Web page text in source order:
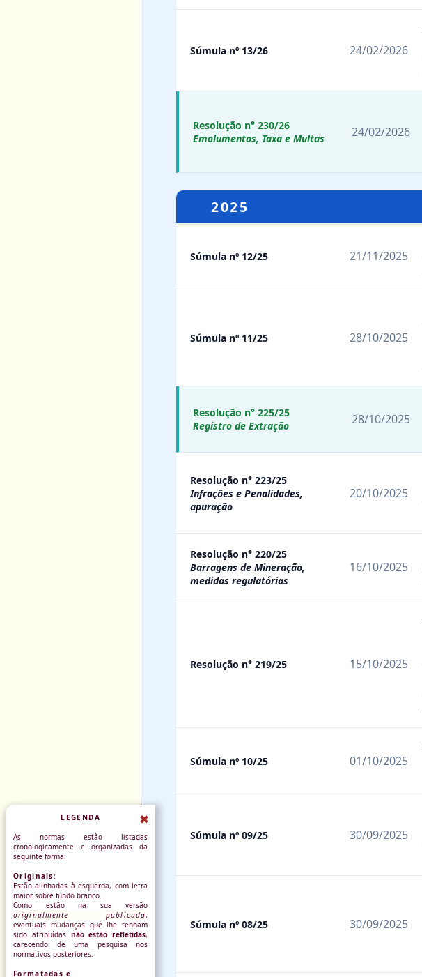
LEGENDA ✖
As normas estão listadas
cronologicamente e organizadas da
seguinte forma:
Originais:
Estão alinhadas à esquerda, com letra
maior sobre fundo branco.
Como estão na sua versão
originalmente publicada,
eventuais mudanças que lhe tenham
sido atribuídas não estão refletidas,
carecendo de uma pesquisa nos
normativos posteriores.
Formatadas e
Súmula nº 13/26 24/02/2026
Resolução n° 230/26
Emolumentos, Taxa e Multas
24/02/2026
2025
Súmula nº 12/25 21/11/2025
Súmula nº 11/25 28/10/2025
Resolução n° 225/25
Registro de Extração
28/10/2025
Resolução n° 223/25
Infrações e Penalidades,
apuração
20/10/2025
Resolução n° 220/25
Barragens de Mineração,
medidas regulatórias
16/10/2025
Resolução n° 219/25 15/10/2025
Súmula nº 10/25 01/10/2025
Súmula nº 09/25 30/09/2025
Súmula nº 08/25 30/09/2025